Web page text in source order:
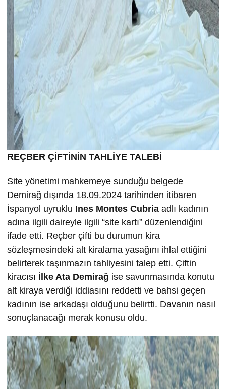
REÇBER ÇİFTİNİN TAHLİYE TALEBİ
Site yönetimi mahkemeye sunduğu belgede
Demirağ dışında 18.09.2024 tarihinden itibaren
İspanyol uyruklu Ines Montes Cubria adlı kadının
adına ilgili daireyle ilgili “site kartı” düzenlendiğini
ifade etti. Reçber çifti bu durumun kira
sözleşmesindeki alt kiralama yasağını ihlal ettiğini
belirterek taşınmazın tahliyesini talep etti. Çiftin
kiracısı İlke Ata Demirağ ise savunmasında konutu
alt kiraya verdiği iddiasını reddetti ve bahsi geçen
kadının ise arkadaşı olduğunu belirtti. Davanın nasıl
sonuçlanacağı merak konusu oldu.